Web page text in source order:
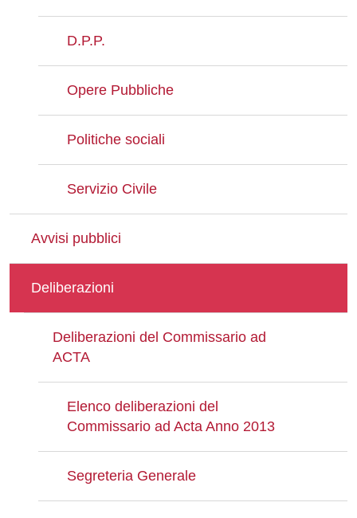
D.P.P.
Opere Pubbliche
Politiche sociali
Servizio Civile
Avvisi pubblici
Deliberazioni
Deliberazioni del Commissario ad
ACTA
Elenco deliberazioni del
Commissario ad Acta Anno 2013
Segreteria Generale